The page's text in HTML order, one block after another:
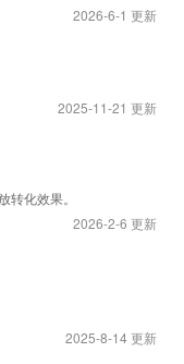
2026-6-1 更新
2025-11-21 更新
化效果。
2026-2-6 更新
2025-8-14 更新